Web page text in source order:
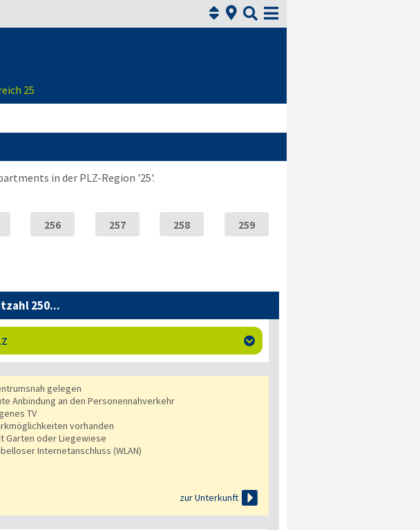
 

25
in der PLZ-Region '25'.
256 257 258 259
250...

gelegen
Anbindung an den Personennahverkehr
TV
vorhanden
Garten oder Liegewiese
Internetanschluss (WLAN)
zur Unterkunft 